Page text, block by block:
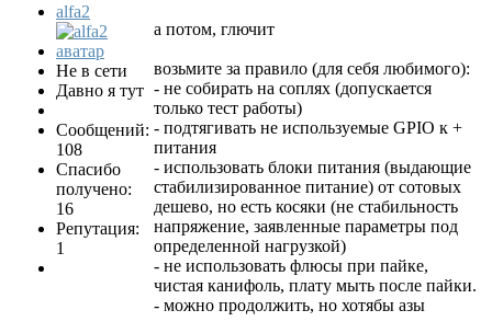
alfa2
Не в сети
Давно я тут
Сообщений:
108
Спасибо
получено:
16
Репутация:
1
а потом, глючит
возьмите за правило (для себя любимого):
- не собирать на соплях (допускается
только тест работы)
- подтягивать не используемые GPIO к +
питания
- использовать блоки питания (выдающие
стабилизированное питание) от сотовых
дешево, но есть косяки (не стабильность
напряжение, заявленные параметры под
определенной нагрузкой)
- не использовать флюсы при пайке,
чистая канифоль, плату мыть после пайки.
- можно продолжить, но хотябы азы